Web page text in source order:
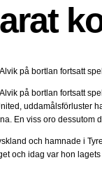
på bortlan fortsatt
på bortlan fortsatt
uddamålsförluster
En viss oro dessutom
och hamnade i
och idag var hon